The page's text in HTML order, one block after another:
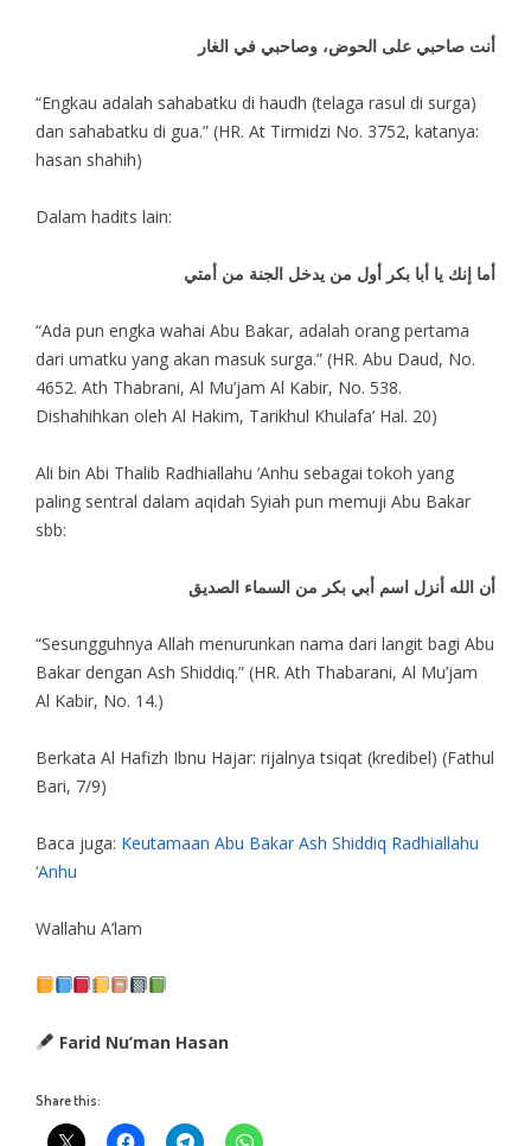
أنت صاحبي على الحوض، وصاحبي في الغار
“Engkau adalah sahabatku di haudh (telaga rasul di surga)
dan sahabatku di gua.” (HR. At Tirmidzi No. 3752, katanya:
hasan shahih)
Dalam hadits lain:
أما إنك يا أبا بكر أول من يدخل الجنة من أمتي
“Ada pun engka wahai Abu Bakar, adalah orang pertama
dari umatku yang akan masuk surga.” (HR. Abu Daud, No.
4652. Ath Thabrani, Al Mu’jam Al Kabir, No. 538.
Dishahihkan oleh Al Hakim, Tarikhul Khulafa’ Hal. 20)
Ali bin Abi Thalib Radhiallahu ‘Anhu sebagai tokoh yang
paling sentral dalam aqidah Syiah pun memuji Abu Bakar
sbb:
أن الله أنزل اسم أبي بكر من السماء الصديق
“Sesungguhnya Allah menurunkan nama dari langit bagi Abu
Bakar dengan Ash Shiddiq.” (HR. Ath Thabarani, Al Mu’jam
Al Kabir, No. 14.)
Berkata Al Hafizh Ibnu Hajar: rijalnya tsiqat (kredibel) (Fathul
Bari, 7/9)
Baca juga: Keutamaan Abu Bakar Ash Shiddiq Radhiallahu
‘Anhu
Wallahu A’lam
Farid Nu’man Hasan
Share this: